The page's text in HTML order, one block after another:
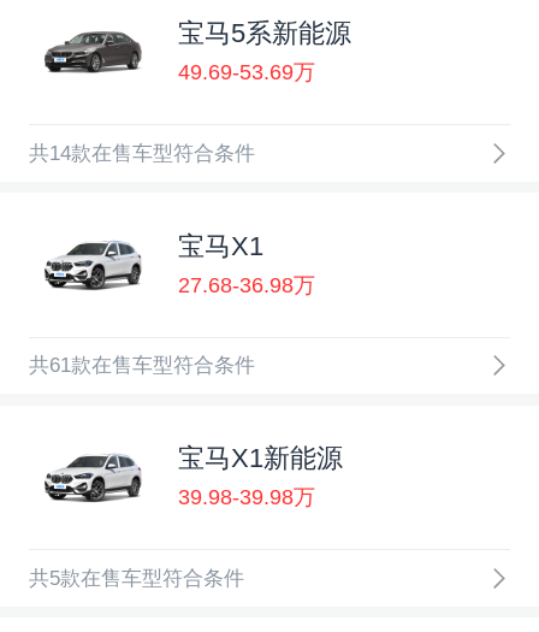
宝马5系新能源
49.69-53.69万
共14款在售车型符合条件
宝马X1
27.68-36.98万
共61款在售车型符合条件
宝马X1新能源
39.98-39.98万
共5款在售车型符合条件